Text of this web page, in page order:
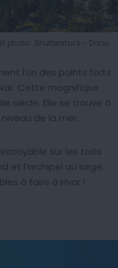
photo : Shutterstock – DaLiu
l’un des points forts
Cette magnifique
siècle. Elle se trouve à
de la mer.
sur les toits
et l’archipel au large.
à faire à Hvar !